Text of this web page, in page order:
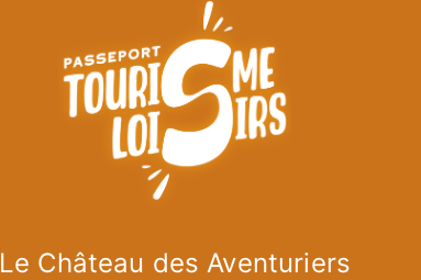
Le Château des Aventuriers